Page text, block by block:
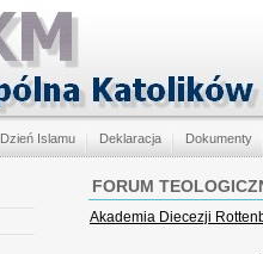
Dzień Islamu Deklaracja Dokumenty
FORUM
Akademia Diecezji